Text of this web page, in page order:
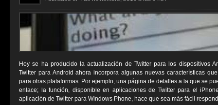
Hoy se ha producido la actualización de Twitter para los dispositivos
Twitter para Android ahora incorpora algunas nuevas características
para otras plataformas. Por ejemplo, una página de detalles a la que se
enlace; la función, disponible en aplicaciones de Twitter para el
aplicación de Twitter para Windows Phone, hace que sea más fácil